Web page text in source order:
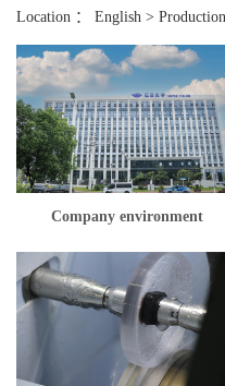
Location ： English > Production
Company environment